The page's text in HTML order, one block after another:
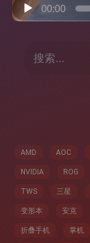
00:00
AMD AOC
NVIDIA ROG
TWS 三星
变形本 安克
折叠手机 掌机